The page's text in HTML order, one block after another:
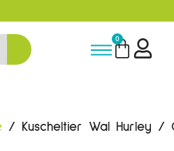
0
/ Kuscheltier Wal Hurley /